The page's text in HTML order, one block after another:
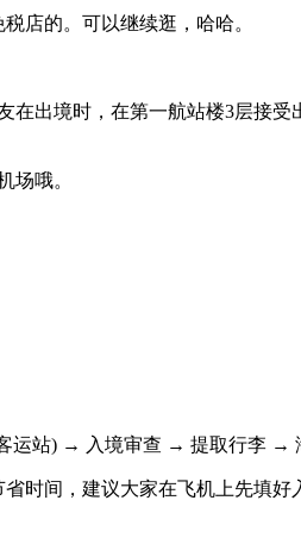
店的。可以继续逛，哈哈。
境时，在第一航站楼3层接受
场哦。
运站) → 入境审查 → 提取行李 →
间，建议大家在飞机上先填好